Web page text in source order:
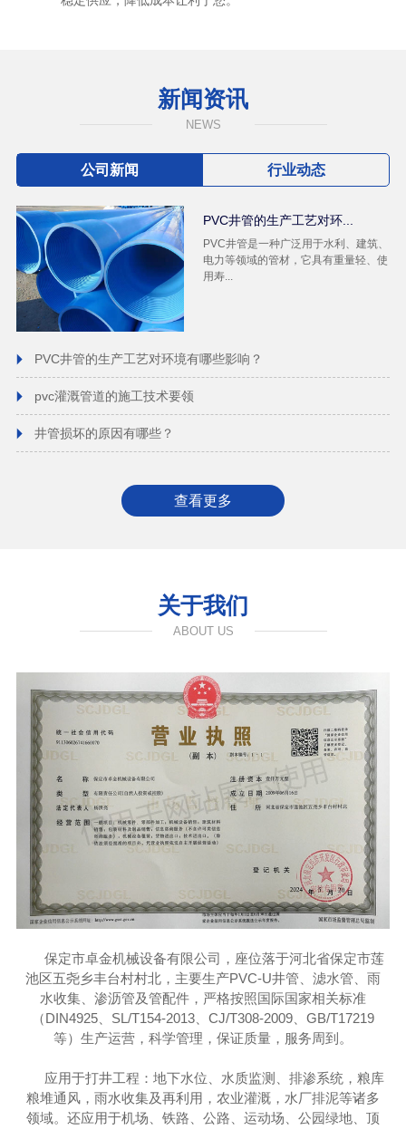
新闻资讯
NEWS
公司新闻 行业动态
PVC井管的生产工艺对环...
PVC井管是一种广泛用于水利、建筑、
电力等领域的管材，它具有重量轻、使
用寿...
PVC井管的生产工艺对环境有哪些影响？
pvc灌溉管道的施工技术要领
井管损坏的原因有哪些？
查看更多
关于我们
ABOUT US
保定市卓金机械设备有限公司，座位落于河北省保定市莲
池区五尧乡丰台村村北 ，主要生产PVC-U井管、滤水管、雨
水收集、渗沥管及管配件，严格按照国际国家相关标准
（DIN4925、SL/T154-2013、CJ/T308-2009、GB/T17219
等）生产运营，科学管理，保证质量，服务周到。
应用于打井工程：地下水位、水质监测、排渗系统，粮库
粮堆通风，雨水收集及再利用，农业灌溉，水厂排泥等诸多
领域。还应用于机场、铁路、公路、运动场、公园绿地、顶